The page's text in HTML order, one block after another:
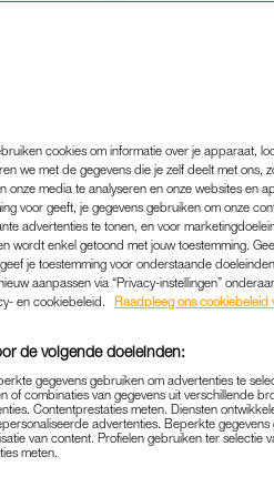
VAN
|GROOTSTE MISKOOP
| ROEL JANSSEN
die net zoveel
koopt weleens een item
cookies om informatie over je apparaat,
we met de gegevens die je zelf deelt met ons,
media te analyseren en onze websites en
voor geeft, je gegevens gebruiken om onze
advertenties te tonen, en voor
wordt enkel getoond met jouw toestemming.
je toestemming voor onderstaande
aanpassen via “Privacy-instellingen”
en cookiebeleid.
Raadpleeg ons cookiebeleid
de volgende doeleinden:
gegevens gebruiken om advertenties te
combinaties van gegevens uit verschillende
Contentprestaties meten. Diensten
advertenties. Beperkte
van content. Profielen gebruiken ter selectie
meten.